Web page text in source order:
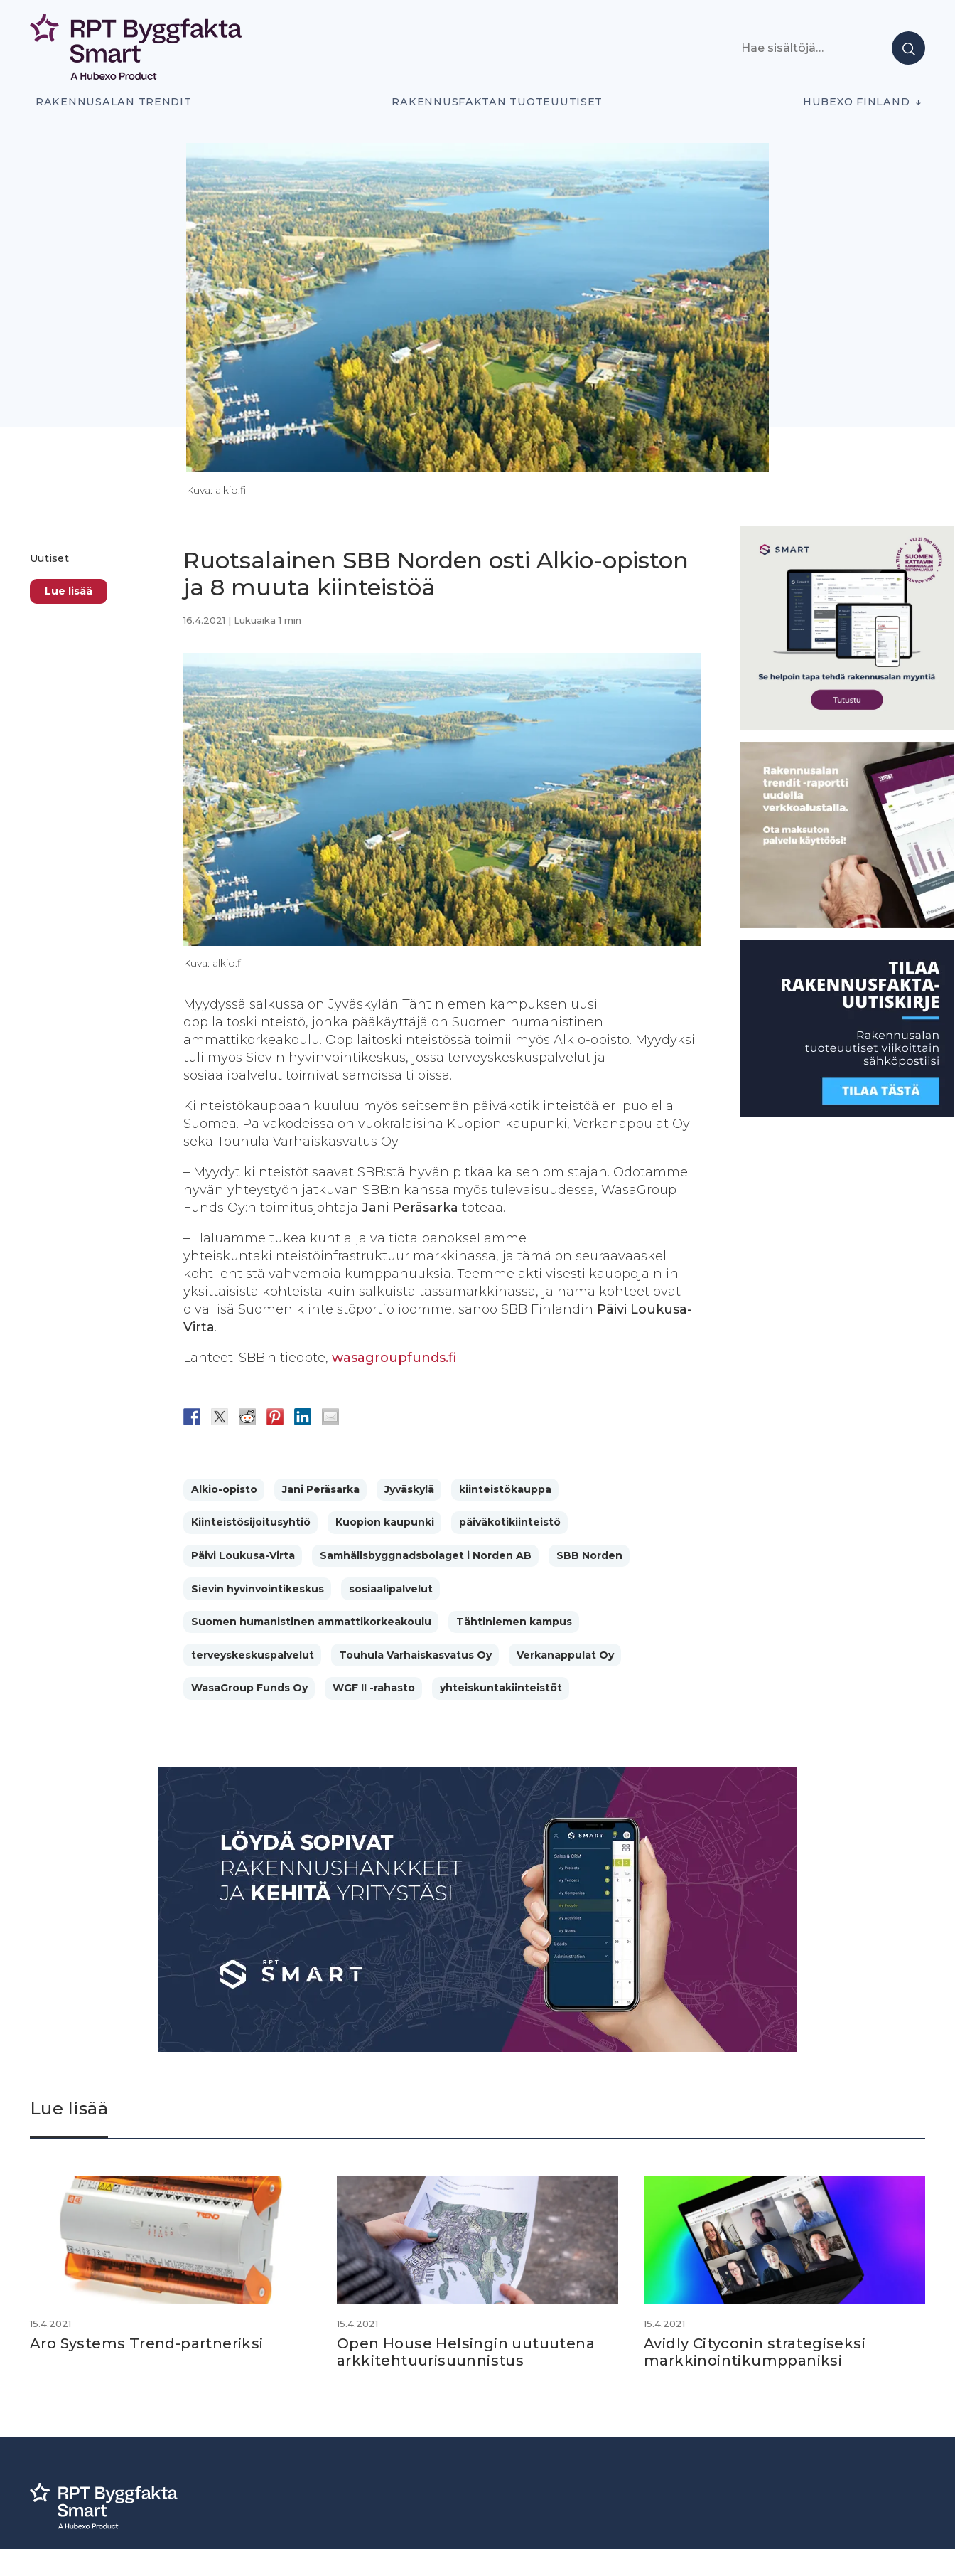
sisältöön
RAKENNUSALAN TRENDIT RAKENNUSFAKTAN TUOTEUUTISET HUBEXO FINLAND
Kuva: alkio.fi
Uutiset
Lue lisää
Ruotsalainen SBB Norden osti Alkio-opiston
ja 8 muuta kiinteistöä
16.4.2021 | Lukuaika 1 min
Kuva: alkio.fi
Myydyssä salkussa on Jyväskylän Tähtiniemen kampuksen uusi
oppilaitoskiinteistö, jonka pääkäyttäjä on Suomen humanistinen
ammattikorkeakoulu. Oppilaitoskiinteistössä toimii myös Alkio-opisto. Myydyksi
tuli myös Sievin hyvinvointikeskus, jossa terveyskeskuspalvelut ja
sosiaalipalvelut toimivat samoissa tiloissa.
Kiinteistökauppaan kuuluu myös seitsemän päiväkotikiinteistöä eri puolella
Suomea. Päiväkodeissa on vuokralaisina Kuopion kaupunki, Verkanappulat Oy
sekä Touhula Varhaiskasvatus Oy.
– Myydyt kiinteistöt saavat SBB:stä hyvän pitkäaikaisen omistajan. Odotamme
hyvän yhteystyön jatkuvan SBB:n kanssa myös tulevaisuudessa, WasaGroup
Funds Oy:n toimitusjohtaja Jani Peräsarka toteaa.
– Haluamme tukea kuntia ja valtiota panoksellamme
yhteiskuntakiinteistöinfrastruktuurimarkkinassa, ja tämä on seuraavaaskel
kohti entistä vahvempia kumppanuuksia. Teemme aktiivisesti kauppoja niin
yksittäisistä kohteista kuin salkuista tässämarkkinassa, ja nämä kohteet ovat
oiva lisä Suomen kiinteistöportfolioomme, sanoo SBB Finlandin Päivi Loukusa-
Virta.
Lähteet: SBB:n tiedote, wasagroupfunds.fi
Alkio-opisto Jani Peräsarka Jyväskylä kiinteistökauppa
Kiinteistösijoitusyhtiö Kuopion kaupunki päiväkotikiinteistö
Päivi Loukusa-Virta Samhällsbyggnadsbolaget i Norden AB SBB Norden
Sievin hyvinvointikeskus sosiaalipalvelut
Suomen humanistinen ammattikorkeakoulu Tähtiniemen kampus
terveyskeskuspalvelut Touhula Varhaiskasvatus Oy Verkanappulat Oy
WasaGroup Funds Oy WGF II -rahasto yhteiskuntakiinteistöt
Lue lisää
15.4.2021
Aro Systems Trend-partneriksi
15.4.2021
Open House Helsingin uutuutena
arkkitehtuurisuunnistus
15.4.2021
Avidly Cityconin strategiseksi
markkinointikumppaniksi